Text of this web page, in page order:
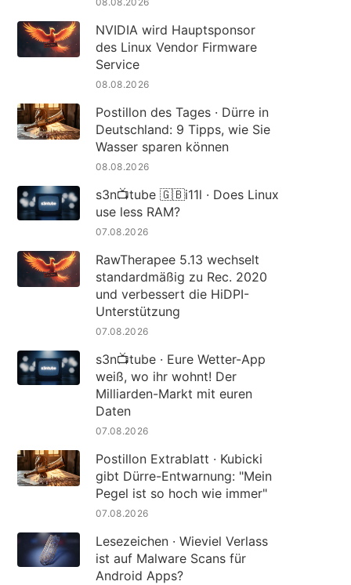
NVIDIA wird Hauptsponsor
des Linux Vendor Firmware
Service
08.08.2026
Postillon des Tages · Dürre in
Deutschland: 9 Tipps, wie Sie
Wasser sparen können
08.08.2026
s3n📺tube 🇬🇧i11l · Does Linux
use less RAM?
07.08.2026
RawTherapee 5.13 wechselt
standardmäßig zu Rec. 2020
und verbessert die HiDPI-
Unterstützung
07.08.2026
s3n📺tube · Eure Wetter-App
weiß, wo ihr wohnt! Der
Milliarden-Markt mit euren
Daten
07.08.2026
Postillon Extrablatt · Kubicki
gibt Dürre-Entwarnung: "Mein
Pegel ist so hoch wie immer"
07.08.2026
Lesezeichen · Wieviel Verlass
ist auf Malware Scans für
Android Apps?